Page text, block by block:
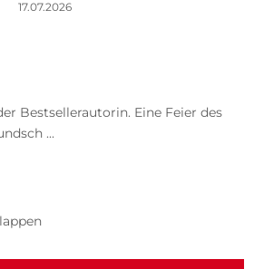
17.07.2026
Bestsellerautorin. Eine Feier des
...